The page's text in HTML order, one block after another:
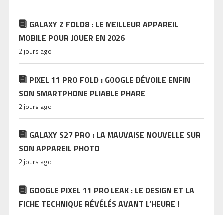
GALAXY Z FOLD8 : LE MEILLEUR APPAREIL
MOBILE POUR JOUER EN 2026
2 jours ago
PIXEL 11 PRO FOLD : GOOGLE DÉVOILE ENFIN
SON SMARTPHONE PLIABLE PHARE
2 jours ago
GALAXY S27 PRO : LA MAUVAISE NOUVELLE SUR
SON APPAREIL PHOTO
2 jours ago
GOOGLE PIXEL 11 PRO LEAK : LE DESIGN ET LA
FICHE TECHNIQUE RÉVÉLÉS AVANT L’HEURE !